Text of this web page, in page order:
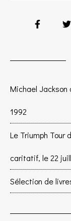
Michael Jackson
1992
Le Triumph Tour
caritatif, le 22
Sélection de